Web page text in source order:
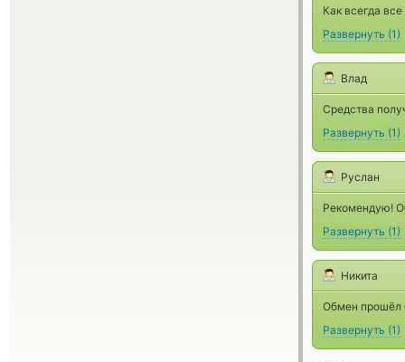
Как всегда
Развернуть (1)
Влад
Средства
Развернуть (1)
Руслан
Рекомендую!
Развернуть (1)
Никита
Обмен прошёл
Развернуть (1)